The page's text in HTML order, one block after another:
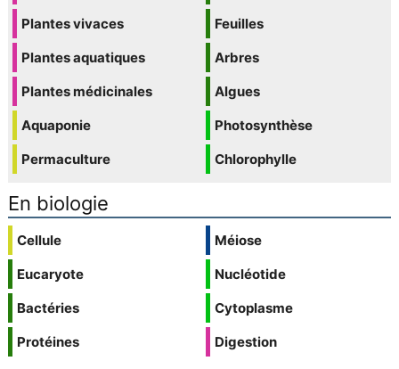
Plantes vivaces
Plantes aquatiques
Plantes médicinales
Aquaponie
Permaculture
Feuilles
Arbres
Algues
Photosynthèse
Chlorophylle
En biologie
Cellule
Eucaryote
Bactéries
Protéines
Méiose
Nucléotide
Cytoplasme
Digestion